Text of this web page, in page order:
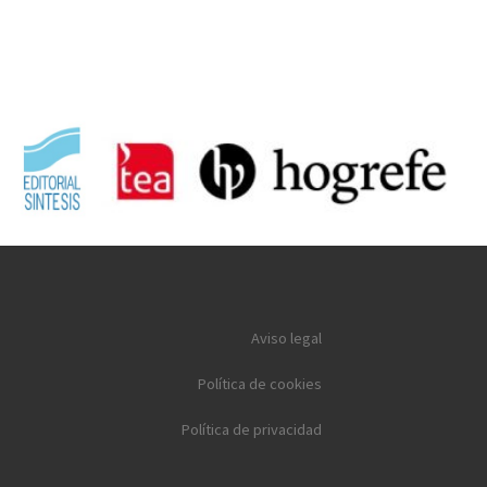
Aviso legal
Política de cookies
Política de privacidad